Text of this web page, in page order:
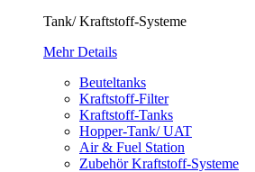
Tank/ Kraftstoff-Systeme
Mehr Details
Beuteltanks
Kraftstoff-Filter
Kraftstoff-Tanks
Hopper-Tank/ UAT
Air & Fuel Station
Zubehör Kraftstoff-Systeme